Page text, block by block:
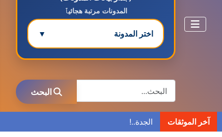
المدونات مرتبة هجائيٱ
اختر المدونة ▼
مدونة ابراهيم البراعم
عاملة
البحث
البحث
آخر الموثقات